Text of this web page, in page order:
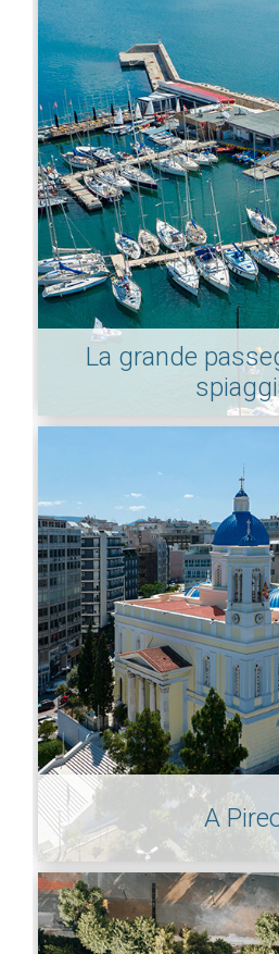
La grande
A